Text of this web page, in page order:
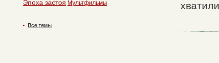
Эпоха застоя Мультфильмы
Все темы